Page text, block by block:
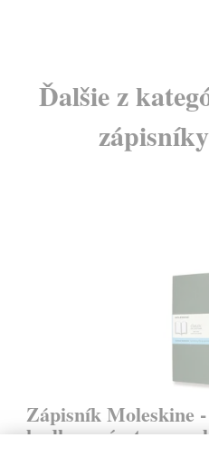
Ďalšie z
Zápisník Moleskine
bodkovaný -